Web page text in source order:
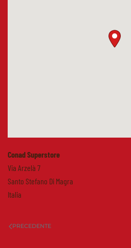
Conad Superstore
Via Arzelà 7
Santo Stefano Di Magra
Italia
PRECEDENTE